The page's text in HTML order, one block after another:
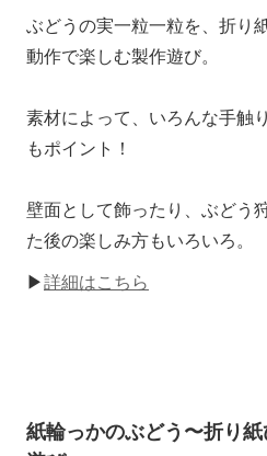
ぶどうの実一粒一粒を、折り
動作で楽しむ製作遊び。
素材によって、いろんな手触
もポイント！
壁面として飾ったり、ぶどう
た後の楽しみ方もいろいろ。
▶詳細はこちら
紙輪っかのぶどう〜折り